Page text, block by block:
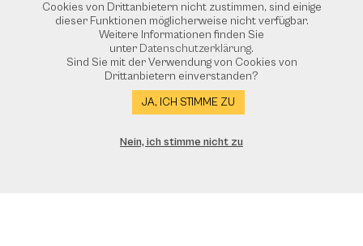
Von der Europäischen Union finanziertes Projekt POR FESR 2014-2020 - Aktion 6.8.3 Blatt 2.1.
Die Türen des Bezirks
Cookies von Drittanbietern nicht zustimmen, sind einige
dieser Funktionen möglicherweise nicht verfügbar.
Weitere Informationen finden Sie
unter Datenschutzerklärung.
Sind Sie mit der Verwendung von Cookies von
Drittanbietern einverstanden?
JA, ICH STIMME ZU
Nein, ich stimme nicht zu